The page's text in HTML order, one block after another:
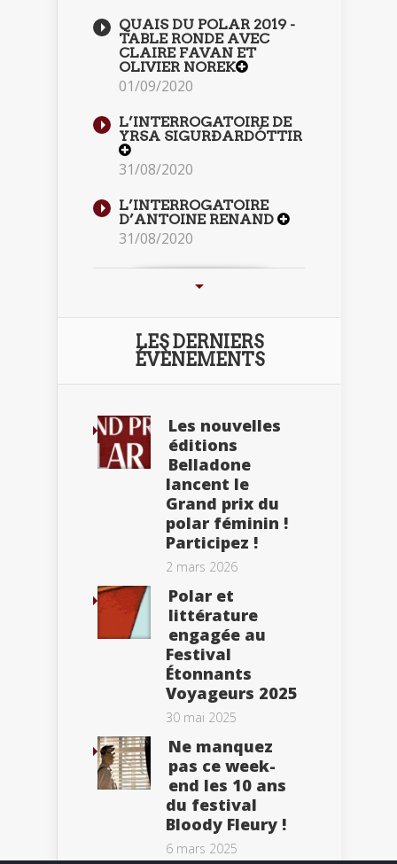
QUAIS DU POLAR 2019 -
TABLE RONDE AVEC
CLAIRE FAVAN ET
OLIVIER NOREK
01/09/2020
L’INTERROGATOIRE DE
YRSA SIGURÐARDÓTTIR
31/08/2020
L’INTERROGATOIRE
D’ANTOINE RENAND
31/08/2020
LES DERNIERS
ÉVÈNEMENTS
Les nouvelles
éditions
Belladone
lancent le
Grand prix du
polar féminin !
Participez !
2 mars 2026
Polar et
littérature
engagée au
Festival
Étonnants
Voyageurs 2025
30 mai 2025
Ne manquez
pas ce week-
end les 10 ans
du festival
Bloody Fleury !
6 mars 2025